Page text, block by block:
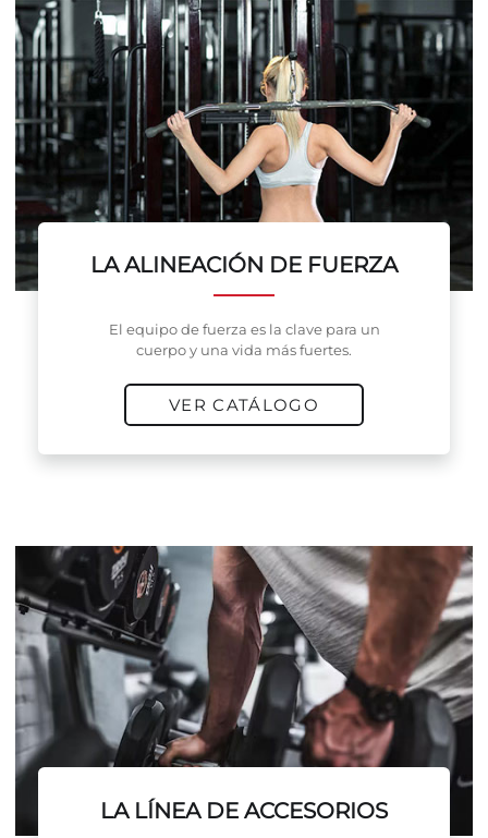
LA ALINEACIÓN DE FUERZA
El equipo de fuerza es la clave para un
cuerpo y una vida más fuertes.
VER CATÁLOGO
LA LÍNEA DE ACCESORIOS